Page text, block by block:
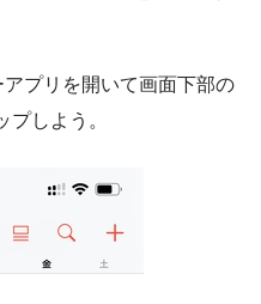
プリを開いて画面下部の
プしよう。